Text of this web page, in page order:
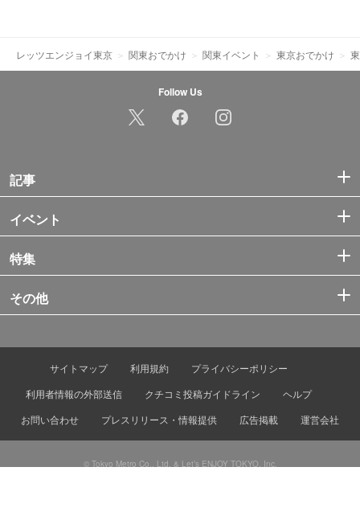
レッツエンジョイ東京 関東おでかけ 関東イベント 東京おでかけ
Follow Us
記事
イベント
特集
その他
サイトマップ 利用規約
プライバシーポリシー
利用者情報の外部送信
クチコミ投稿ガイドライン
ヘルプ
お問い合わせ
プレスリリース・情報提供 広告掲載 運営会社
© Tokyo Metro Co., Ltd. & Let’s ENJOY TOKYO, Inc.